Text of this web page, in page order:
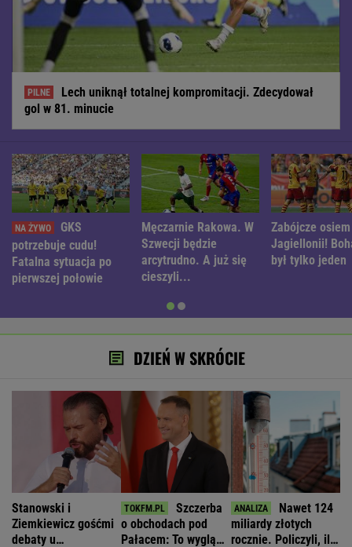
Lech uniknął totalnej kompromitacji. Zdecydował
gol w 81. minucie
GKS
potrzebuje cudu!
Fatalna sytuacja po
pierwszej połowie
Męczarnie Rakowa. W
Szwecji będzie
arcytrudno. A już się
cieszyli...
Zabójcze
Jagiellonii!
był tylko jeden
DZIEŃ W SKRÓCIE
Stanowski i
Ziemkiewicz gośćmi
debaty u
Szczerba
o obchodach pod
Pałacem: To wygląda
Nawet 124
miliardy złotych
rocznie. Policzyli, ile